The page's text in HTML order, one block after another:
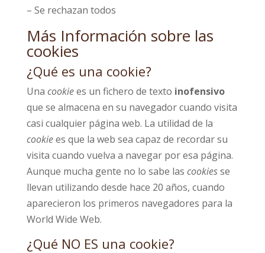
– Se rechazan todos
Más Información sobre las
cookies
¿Qué es una cookie?
Una cookiees un fichero de texto inofensivo
que se almacena en su navegador cuando visita
casi cualquier página web. La utilidad de la
cookiees que la web sea capaz de recordar su
visita cuando vuelva a navegar por esa página.
Aunque mucha gente no lo sabe las cookiesse
llevan utilizando desde hace 20 años, cuando
aparecieron los primeros navegadores para la
World Wide Web.
¿Qué NO ES una cookie?